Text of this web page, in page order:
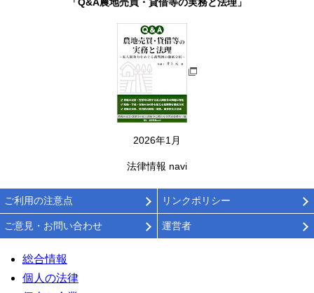
2026年1月
法律情報 navi
ご利用の注意点 リンクポリシー
ご意見・お問い合わせ 運営者
総合情報
個人の法律